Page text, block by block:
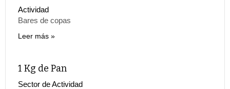
Actividad
Bares de copas
Leer más
1 Kg de Pan
Sector de Actividad